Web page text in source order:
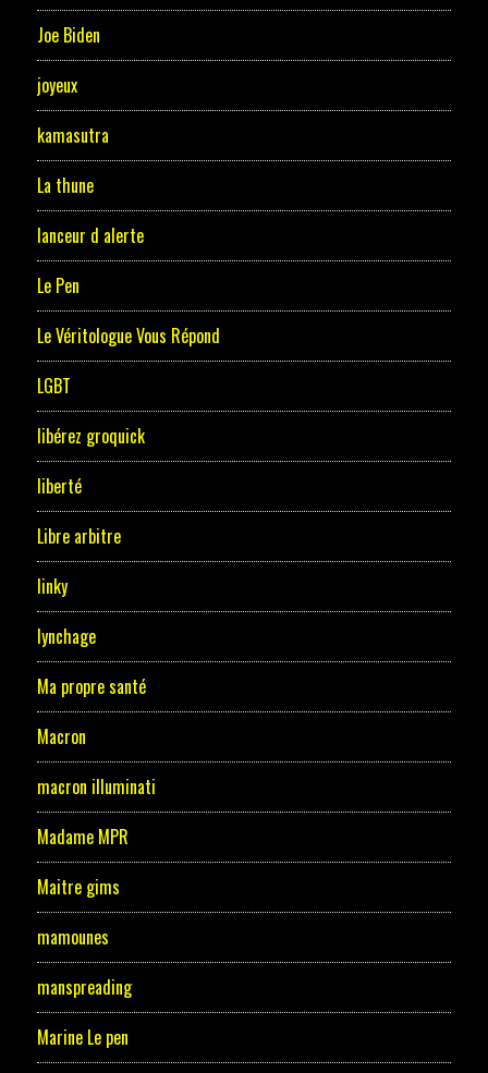
Joe Biden
joyeux
kamasutra
La thune
lanceur d alerte
Le Pen
Le Véritologue Vous Répond
LGBT
libérez groquick
liberté
Libre arbitre
linky
lynchage
Ma propre santé
Macron
macron illuminati
Madame MPR
Maitre gims
mamounes
manspreading
Marine Le pen